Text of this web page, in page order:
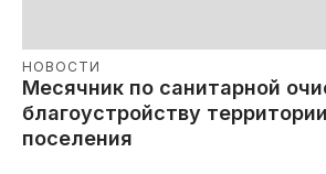
НОВОСТИ
Месячник по санитарной
благоустройству
поселения